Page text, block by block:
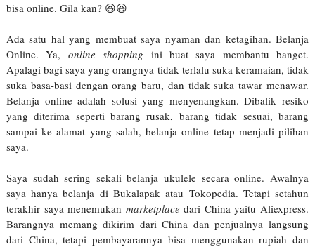
bisa online. Gila kan? 😆😆
Ada satu hal yang membuat saya nyaman dan ketagihan. Belanja
Online. Ya, online shopping ini buat saya membantu banget.
Apalagi bagi saya yang orangnya tidak terlalu suka keramaian, tidak
suka basa-basi dengan orang baru, dan tidak suka tawar menawar.
Belanja online adalah solusi yang menyenangkan. Dibalik resiko
yang diterima seperti barang rusak, barang tidak sesuai, barang
sampai ke alamat yang salah, belanja online tetap menjadi pilihan
saya.
Saya sudah sering sekali belanja ukulele secara online. Awalnya
saya hanya belanja di Bukalapak atau Tokopedia. Tetapi setahun
terakhir saya menemukan marketplacedari China yaitu Aliexpress.
Barangnya memang dikirim dari China dan penjualnya langsung
dari China, tetapi pembayarannya bisa menggunakan rupiah dan